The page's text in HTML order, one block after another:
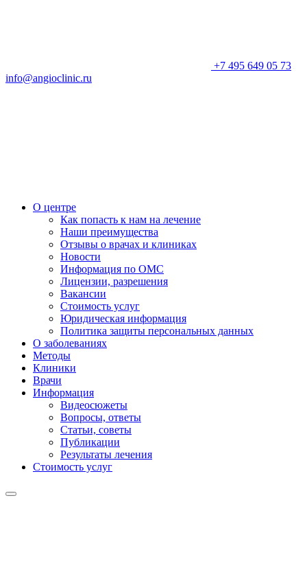
+7 495 649 05 73
info@angioclinic.ru
О центре
Как попасть к нам на лечение
Наши преимущества
Отзывы о врачах и клиниках
Новости
Информация по ОМС
Лицензии, разрешения
Вакансии
Стоимость услуг
Юридическая информация
Политика защиты персональных данных
О заболеваниях
Методы
Клиники
Врачи
Информация
Видеосюжеты
Вопросы, ответы
Статьи, советы
Публикации
Результаты лечения
Стоимость услуг